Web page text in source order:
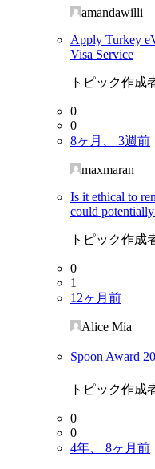
amandawilli
Apply Turkey
Visa Service
トピック作成
0
0
8ヶ月、 3週前
maxmaran
Is it ethical to
could potentially
トピック作成
0
1
12ヶ月前
Alice Mia
Spoon Award
トピック作成
0
0
4年、 8ヶ月前